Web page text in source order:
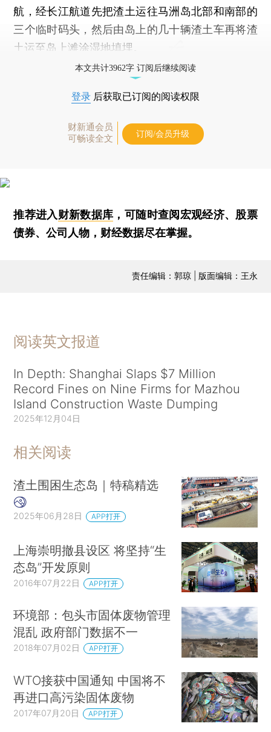
航，经长江航道先把渣土运往马洲岛北部和南部的
三个临时码头，然后由岛上的几十辆渣土车再将渣
土运至岛上滩涂湿地填埋。
本文共计3962字 订阅后继续阅读
登录 后获取已订阅的阅读权限
财新通会员
可畅读全文
订阅/会员升级
推荐进入财新数据库 ，可随时查阅宏观经济、股票
债券、公司人物，财经数据尽在掌握。
责任编辑：郭琼 | 版面编辑：王永
阅读英文报道
In Depth: Shanghai Slaps $7 Million
Record Fines on Nine Firms for Mazhou
Island Construction Waste Dumping
2025年12月04日
相关阅读
渣土围困生态岛｜特稿精选
2025年06月28日 APP打开
上海崇明撤县设区 将坚持“生
态岛”开发原则
2016年07月22日 APP打开
环境部：包头市固体废物管理
混乱 政府部门数据不一
2018年07月02日 APP打开
WTO接获中国通知 中国将不
再进口高污染固体废物
2017年07月20日 APP打开